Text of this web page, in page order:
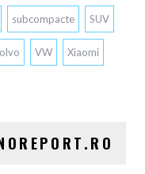
subcompacte SUV
VW Xiaomi